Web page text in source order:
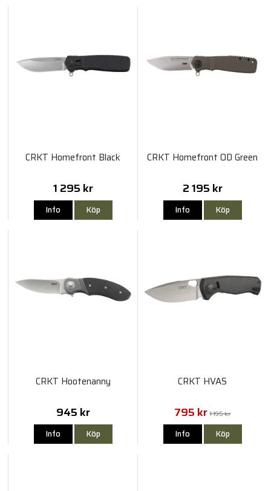
CRKT Homefront Black
1 295 kr
Info Köp
CRKT Homefront OD Green
2 195 kr
Info Köp
CRKT Hootenanny
945 kr
Info Köp
CRKT HVAS
795 kr 1 195 kr
Info Köp